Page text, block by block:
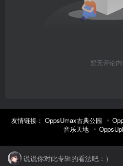
暂无评论
友情链接： OppsUmax古典公园
音乐天地
说说你对此专辑的看法吧：）